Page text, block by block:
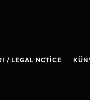
/ LEGAL NOTICE